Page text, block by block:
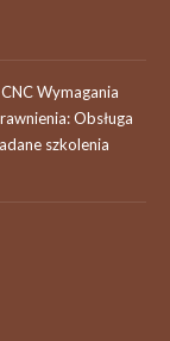
Wymagania
Obsługa
szkolenia